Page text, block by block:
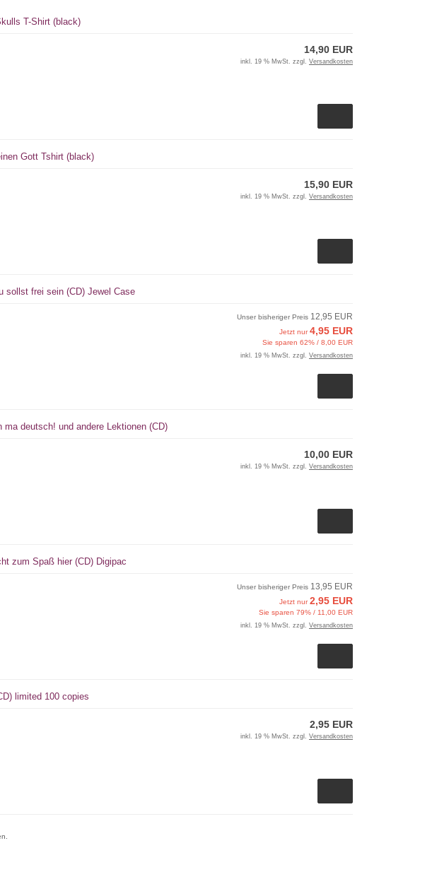
T-Shirt (black)
14,90 EUR
inkl. 19 % MwSt. zzgl. Versandkosten
Gott Tshirt (black)
15,90 EUR
inkl. 19 % MwSt. zzgl. Versandkosten
sollst frei sein (CD) Jewel Case
Unser bisheriger Preis 12,95 EUR
Jetzt nur4,95 EUR
Sie sparen 62% / 8,00 EUR
inkl. 19 % MwSt. zzgl. Versandkosten
ma deutsch! und andere Lektionen (CD)
10,00 EUR
inkl. 19 % MwSt. zzgl. Versandkosten
zum Spaß hier (CD) Digipac
Unser bisheriger Preis 13,95 EUR
Jetzt nur2,95 EUR
Sie sparen 79% / 11,00 EUR
inkl. 19 % MwSt. zzgl. Versandkosten
limited 100 copies
2,95 EUR
inkl. 19 % MwSt. zzgl. Versandkosten